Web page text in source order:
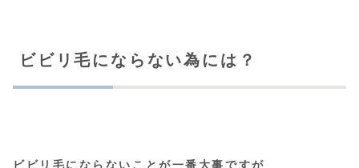
ビビリ毛にならない為には？
ビビリ毛にならないことが一番大事ですが